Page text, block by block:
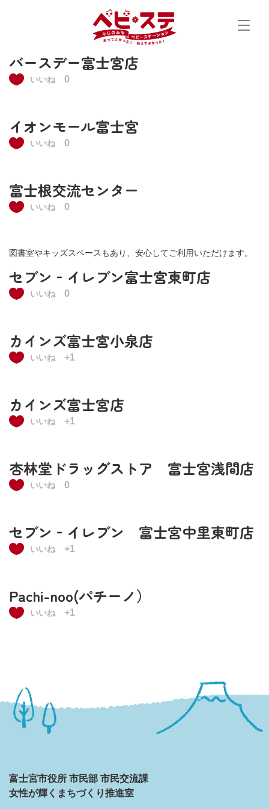
バースデー富士宮店
いいね 0
イオンモール富士宮
いいね 0
富士根交流センター
いいね 0
図書室やキッズスペースもあり、安心してご利用いただけます。
セブン‐イレブン富士宮東町店
いいね 0
カインズ富士宮小泉店
いいね +1
カインズ富士宮店
いいね +1
杏林堂ドラッグストア 富士宮浅間店
いいね 0
セブン‐イレブン 富士宮中里東町店
いいね +1
Pachi-noo(パチーノ）
いいね +1
富士宮市役所 市民部 市民交流課
女性が輝くまちづくり推進室